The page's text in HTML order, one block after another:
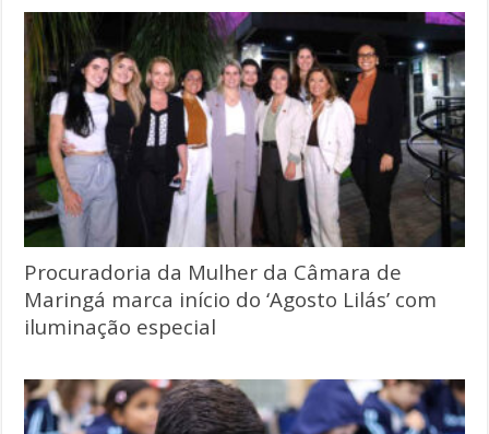
Procuradoria da Mulher da Câmara de
Maringá marca início do ‘Agosto Lilás’ com
iluminação especial